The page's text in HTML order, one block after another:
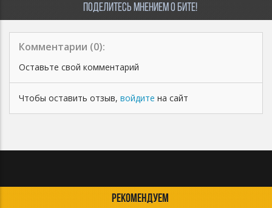
ПОДЕЛИТЕСЬ МНЕНИЕМ О БИТЕ!
Комментарии (0):
Оставьте свой комментарий
Чтобы оставить отзыв, войдите на сайт
РЕКОМЕНДУЕМ